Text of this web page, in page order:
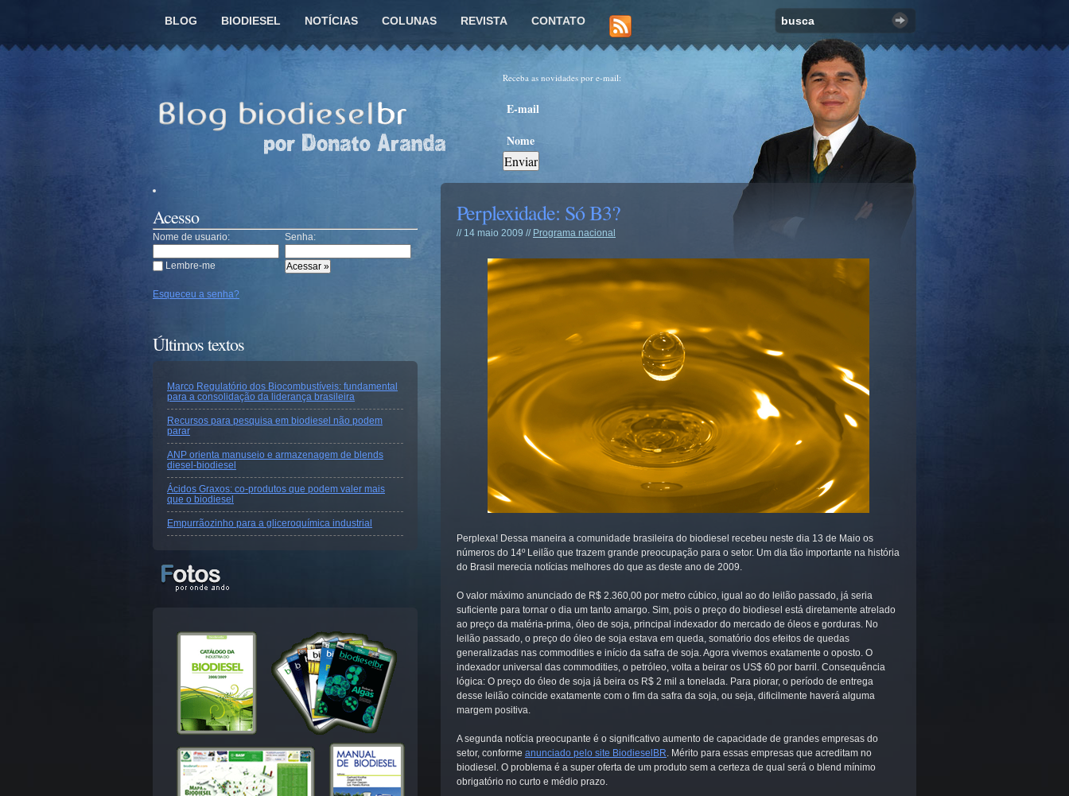
BLOG BIODIESEL NOTÍCIAS COLUNAS REVISTA CONTATO
Receba as novidades por e-mail:
Perplexidade: Só B3?
// 14 maio 2009 // Programa nacional
Perplexa! Dessa maneira a comunidade brasileira do biodiesel recebeu neste dia 13 de Maio os
números do 14º Leilão que trazem grande preocupação para o setor. Um dia tão importante na história
do Brasil merecia notícias melhores do que as deste ano de 2009.
O valor máximo anunciado de R$ 2.360,00 por metro cúbico, igual ao do leilão passado, já seria
suficiente para tornar o dia um tanto amargo. Sim, pois o preço do biodiesel está diretamente atrelado
ao preço da matéria-prima, óleo de soja, principal indexador do mercado de óleos e gorduras. No
leilão passado, o preço do óleo de soja estava em queda, somatório dos efeitos de quedas
generalizadas nas commodities e início da safra de soja. Agora vivemos exatamente o oposto. O
indexador universal das commodities, o petróleo, volta a beirar os US$ 60 por barril. Consequência
lógica: O preço do óleo de soja já beira os R$ 2 mil a tonelada. Para piorar, o período de entrega
desse leilão coincide exatamente com o fim da safra da soja, ou seja, dificilmente haverá alguma
margem positiva.
A segunda notícia preocupante é o significativo aumento de capacidade de grandes empresas do
setor, conforme anunciado pelo site BiodieselBR. Mérito para essas empresas que acreditam no
biodiesel. O problema é a super oferta de um produto sem a certeza de qual será o blend mínimo
obrigatório no curto e médio prazo.
Acesso
Nome de usuario: Senha:
Lembre-me
Esqueceu a senha?
Últimos textos
Marco Regulatório dos Biocombustíveis: fundamental
para a consolidação da liderança brasileira
Recursos para pesquisa em biodiesel não podem
parar
ANP orienta manuseio e armazenagem de blends
diesel-biodiesel
Ácidos Graxos: co-produtos que podem valer mais
que o biodiesel
Empurrãozinho para a gliceroquímica industrial